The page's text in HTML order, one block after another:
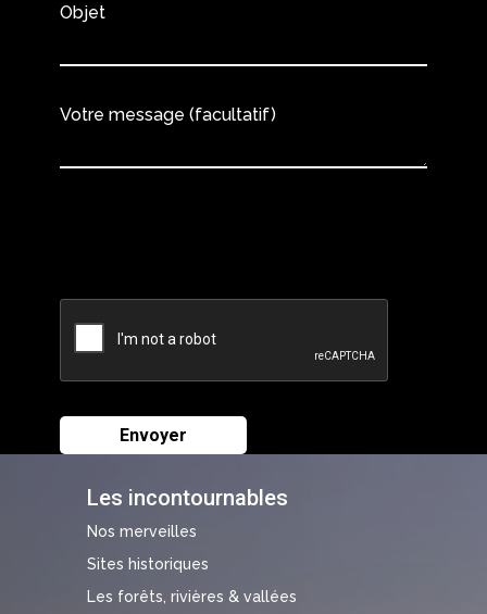
Les incontournables
Nos merveilles
Sites historiques
Les forêts, rivières & vallées
Objet
Votre message (facultatif)